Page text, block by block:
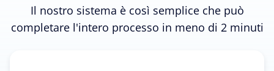
Il nostro sistema è così semplice che può
completare l'intero processo in meno di 2 minuti